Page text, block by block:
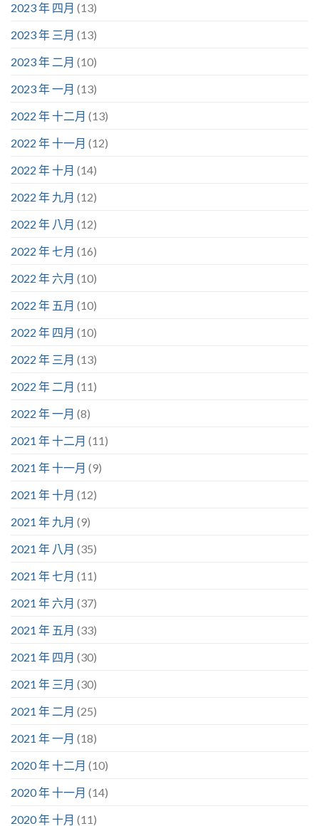
2023 年 四月 (13)
2023 年 三月 (13)
2023 年 二月 (10)
2023 年 一月 (13)
2022 年 十二月 (13)
2022 年 十一月 (12)
2022 年 十月 (14)
2022 年 九月 (12)
2022 年 八月 (12)
2022 年 七月 (16)
2022 年 六月 (10)
2022 年 五月 (10)
2022 年 四月 (10)
2022 年 三月 (13)
2022 年 二月 (11)
2022 年 一月 (8)
2021 年 十二月 (11)
2021 年 十一月 (9)
2021 年 十月 (12)
2021 年 九月 (9)
2021 年 八月 (35)
2021 年 七月 (11)
2021 年 六月 (37)
2021 年 五月 (33)
2021 年 四月 (30)
2021 年 三月 (30)
2021 年 二月 (25)
2021 年 一月 (18)
2020 年 十二月 (10)
2020 年 十一月 (14)
2020 年 十月 (11)